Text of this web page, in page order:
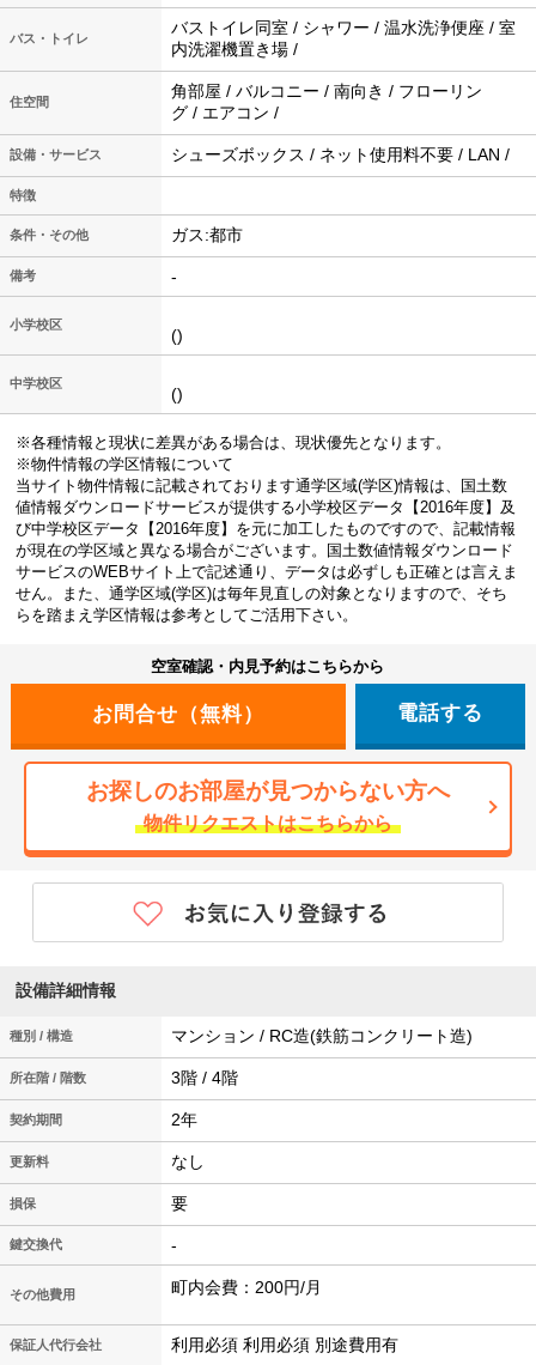
バス・トイレ
バストイレ同室 / シャワー / 温水洗浄便座 / 室
内洗濯機置き場 /
住空間
角部屋 / バルコニー / 南向き / フローリン
グ / エアコン /
設備・サービス シューズボックス / ネット使用料不要 / LAN /
特徴
条件・その他 ガス:都市
備考 -
小学校区
()
中学校区
()
※各種情報と現状に差異がある場合は、現状優先となります。
※物件情報の学区情報について
当サイト物件情報に記載されております通学区域(学区)情報は、国土数
値情報ダウンロードサービスが提供する小学校区データ【2016年度】及
び中学校区データ【2016年度】を元に加工したものですので、記載情報
が現在の学区域と異なる場合がございます。国土数値情報ダウンロード
サービスのWEBサイト上で記述通り、データは必ずしも正確とは言えま
せん。また、通学区域(学区)は毎年見直しの対象となりますので、そち
らを踏まえ学区情報は参考としてご活用下さい。
空室確認・内見予約はこちらから
電話する
お探しのお部屋が見つからない方へ
物件リクエストはこちらから
設備詳細情報
種別 / 構造 マンション / RC造(鉄筋コンクリート造)
所在階 / 階数 3階 / 4階
契約期間 2年
更新料 なし
損保 要
鍵交換代 -
その他費用 町内会費：200円/月
保証人代行会社 利用必須 利用必須 別途費用有